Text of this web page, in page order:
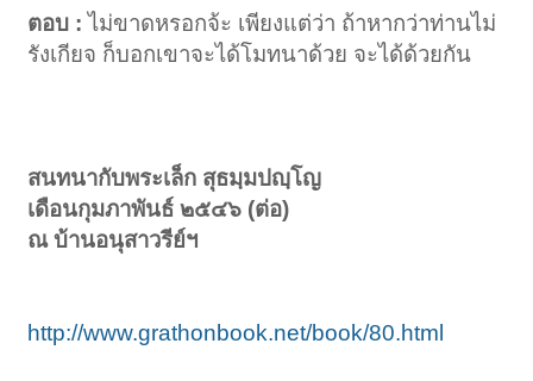
ตอบ :ไม่ขาดหรอกจ้ะ เพียงแต่ว่า ถ้าหากว่าท่านไม่
รังเกียจ ก็บอกเขาจะได้โมทนาด้วย จะได้ด้วยกัน
สนทนากับพระเล็ก สุธมฺมปญฺโญ
เดือนกุมภาพันธ์ ๒๕๔๖ (ต่อ)
ณ บ้านอนุสาวรีย์ฯ
http://www.grathonbook.net/book/80.html